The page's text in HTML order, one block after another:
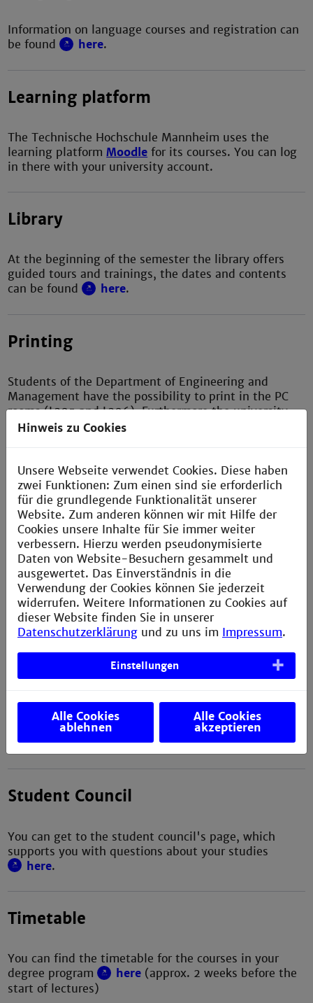
Information on language courses and registration can
be found
here.
Learning platform
The Technische Hochschule Mannheim uses the
learning platformMoodle for its courses. You can log
in there with your university account.
Library
At the beginning of the semester the library offers
guided tours and trainings, the dates and contents
can be found
here.
Printing
Students of the Department of Engineering and
Management have the possibility to print in the PC
rooms (L305 and L306). Furthermore the university
uses the "FollowMe Printing" concept and provides
about where and how to print can be found
here
Social Media
We invite you to follow us on:
Instagram
LinkedIn
Facebook
Sports
You can take advantage of numerous free offers at
Institute of Sports
at the University of
Mannheim.
Student Council
You can get to the student council's page, which
supports you with questions about your studies
here.
Timetable
You can find the timetable for the courses in your
degree program
here (approx. 2 weeks before the
start of lectures)
Hinweis zu Cookies
Unsere Webseite verwendet Cookies. Diese haben
zwei Funktionen: Zum einen sind sie erforderlich
für die grundlegende Funktionalität unserer
Website. Zum anderen können wir mit Hilfe der
Cookies unsere Inhalte für Sie immer weiter
verbessern. Hierzu werden pseudonymisierte
Daten von Website-Besuchern gesammelt und
ausgewertet. Das Einverständnis in die
Verwendung der Cookies können Sie jederzeit
widerrufen. Weitere Informationen zu Cookies auf
dieser Website finden Sie in unserer
Datenschutzerklärung und zu uns im Impressum.
Einstellungen
Alle Cookies
ablehnen
Alle Cookies
akzeptieren